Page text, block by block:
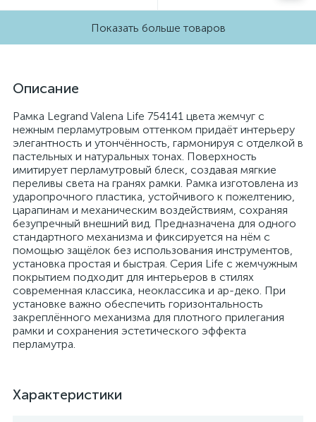
Показать больше товаров
Описание
Рамка Legrand Valena Life 754141 цвета жемчуг с
нежным перламутровым оттенком придаёт интерьеру
элегантность и утончённость, гармонируя с отделкой в
пастельных и натуральных тонах. Поверхность
имитирует перламутровый блеск, создавая мягкие
переливы света на гранях рамки. Рамка изготовлена из
ударопрочного пластика, устойчивого к пожелтению,
царапинам и механическим воздействиям, сохраняя
безупречный внешний вид. Предназначена для одного
стандартного механизма и фиксируется на нём с
помощью защёлок без использования инструментов,
установка простая и быстрая. Серия Life с жемчужным
покрытием подходит для интерьеров в стилях
современная классика, неоклассика и ар-деко. При
установке важно обеспечить горизонтальность
закреплённого механизма для плотного прилегания
рамки и сохранения эстетического эффекта
перламутра.
Характеристики